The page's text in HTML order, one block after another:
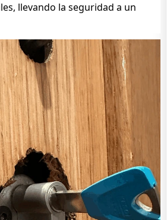
llevando la seguridad a un